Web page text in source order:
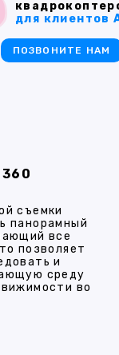
съемки
панорамный
все
позволяет
и
среду
во
для клиентов
ПОЗВОНИТЕ НАМ